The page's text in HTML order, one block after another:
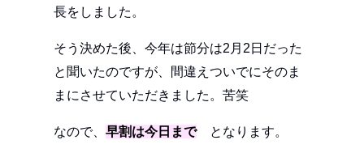
長をしました。
そう決めた後、今年は節分は2月2日だった
と聞いたのですが、間違えついでにそのま
まにさせていただきました。苦笑
なので、 早割は今日までとなります。